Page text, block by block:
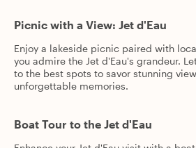
Picnic with a View: Jet d'Eau
Enjoy a lakeside picnic paired with
you admire the Jet d'Eau's grandeur.
to the best spots to savor stunning
unforgettable memories.
Boat Tour to the Jet d'Eau